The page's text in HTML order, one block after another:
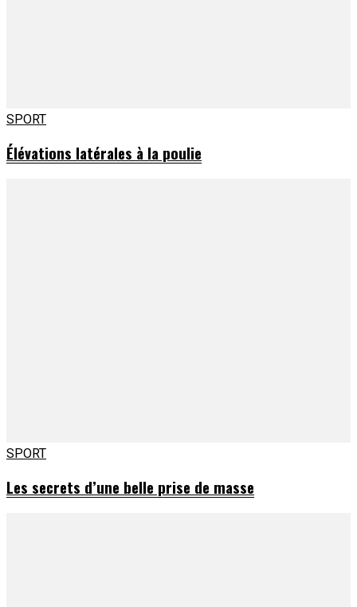
SPORT
Élévations latérales à la poulie
SPORT
Les secrets d’une belle prise de masse